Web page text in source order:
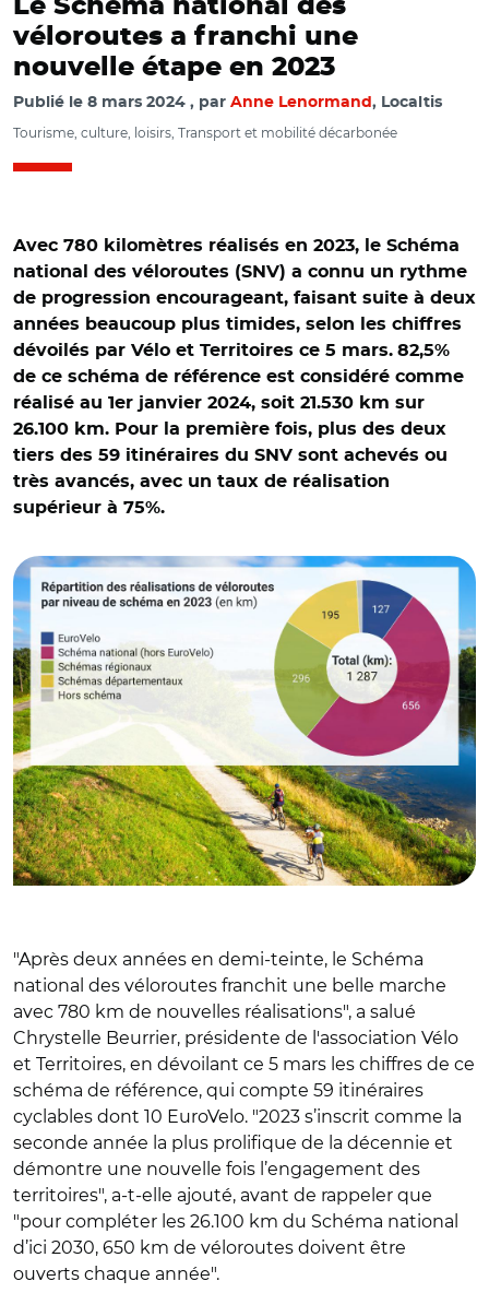
Le Schéma national des
véloroutes a franchi une
nouvelle étape en 2023
Publié le 8 mars 2024 par Anne Lenormand , Localtis
Tourisme, culture, loisirs, Transport et mobilité décarbonée
Avec 780 kilomètres réalisés en 2023, le Schéma
national des véloroutes (SNV) a connu un rythme
de progression encourageant, faisant suite à deux
années beaucoup plus timides, selon les chiffres
dévoilés par Vélo et Territoires ce 5 mars. 82,5%
de ce schéma de référence est considéré comme
réalisé au 1er janvier 2024, soit 21.530 km sur
26.100 km. Pour la première fois, plus des deux
tiers des 59 itinéraires du SNV sont achevés ou
très avancés, avec un taux de réalisation
supérieur à 75%.
© Graphique: Vélo & Territoires. Source: Collectivités
contributrices de l'Observatoire national des véloroutes,
"Après deux années en demi-teinte, le Schéma
national des véloroutes franchit une belle marche
avec 780 km de nouvelles réalisations", a salué
Chrystelle Beurrier, présidente de l'association Vélo
et Territoires, en dévoilant ce 5 mars les chiffres de ce
schéma de référence, qui compte 59 itinéraires
cyclables dont 10 EuroVelo. "2023 s’inscrit comme la
seconde année la plus prolifique de la décennie et
démontre une nouvelle fois l’engagement des
territoires", a-t-elle ajouté, avant de rappeler que
"pour compléter les 26.100 km du Schéma national
d’ici 2030, 650 km de véloroutes doivent être
ouverts chaque année".